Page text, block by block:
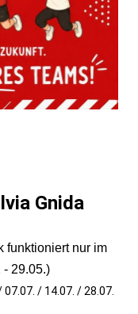
Gnida
funktioniert nur im
- 29.05.)
/ 14.07. / 28.07.